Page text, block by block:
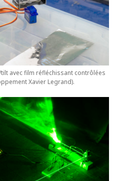
avec film réfléchissant contrôlées
Xavier Legrand).